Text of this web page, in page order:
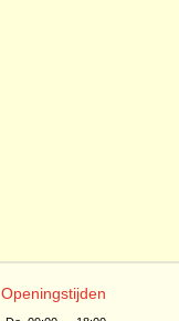
Openingstijden